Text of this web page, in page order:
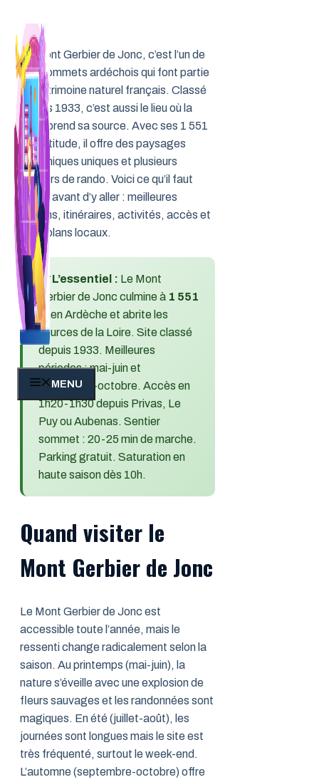
contenu
MENU
Le Mont Gerbier de Jonc, c’est l’un de
ces sommets ardéchois qui font partie
du patrimoine naturel français. Classé
depuis 1933, c’est aussi le lieu où la
Loire prend sa source. Avec ses 1 551
m d’altitude, il offre des paysages
volcaniques uniques et plusieurs
sentiers de rando. Voici ce qu’il faut
savoir avant d’y aller : meilleures
saisons, itinéraires, activités, accès et
bons plans locaux.
💡 L’essentiel : Le Mont
Gerbier de Jonc culmine à 1 551
m en Ardèche et abrite les
sources de la Loire. Site classé
depuis 1933. Meilleures
périodes : mai-juin et
septembre-octobre. Accès en
1h20-1h30 depuis Privas, Le
Puy ou Aubenas. Sentier
sommet : 20-25 min de marche.
Parking gratuit. Saturation en
haute saison dès 10h.
Quand visiter le
Mont Gerbier de Jonc
Le Mont Gerbier de Jonc est
accessible toute l’année, mais le
ressenti change radicalement selon la
saison. Au printemps (mai-juin), la
nature s’éveille avec une explosion de
fleurs sauvages et les randonnées sont
magiques. En été (juillet-août), les
journées sont longues mais le site est
très fréquenté, surtout le week-end.
L’automne (septembre-octobre) offre